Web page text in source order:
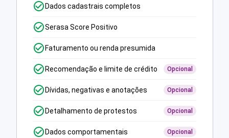
Dados cadastrais completos
Serasa Score Positivo
Faturamento ou renda presumida
Recomendação e limite de crédito Opcional
Dívidas, negativas e anotações Opcional
Detalhamento de protestos Opcional
Dados comportamentais Opcional